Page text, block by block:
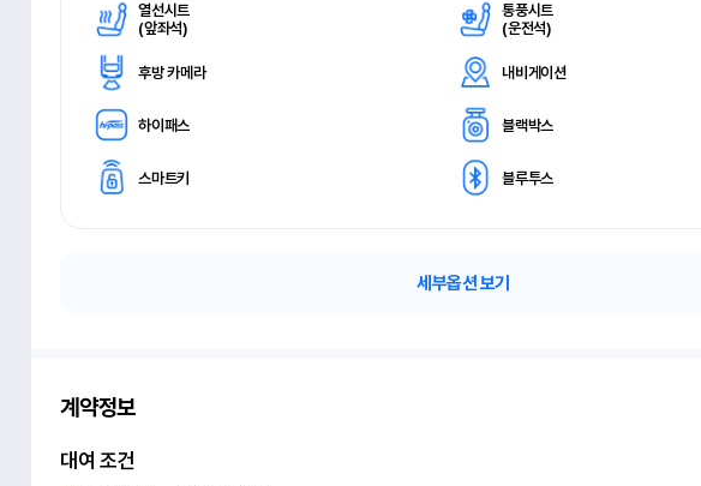
열선시트
(앞좌석)
통풍시트
(운전석)
후방 카메라 내비게이션
하이패스 블랙박스
스마트키 블루투스
세부옵션 보기
계약정보
대여 조건